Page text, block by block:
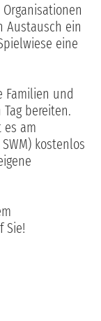
Austausch ein
eine
Familien und
bereiten.
es am
kostenlos
Sie!